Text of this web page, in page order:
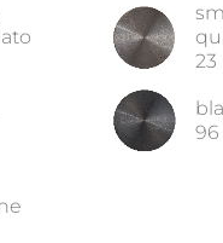
23
96